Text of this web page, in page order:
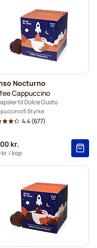
Nocturno
Cappuccino
til Dolce Gusto
5 Styrke
4.4(677)
kr.
kr./ kop